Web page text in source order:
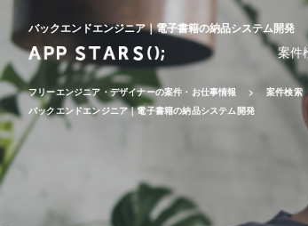
バックエンドエンジニア｜電子書籍の納品システム開発
案件
フリーエンジニア・デザイナーの案件・お仕事情報
案件検索
バックエンドエンジニア｜電子書籍の納品システム開発